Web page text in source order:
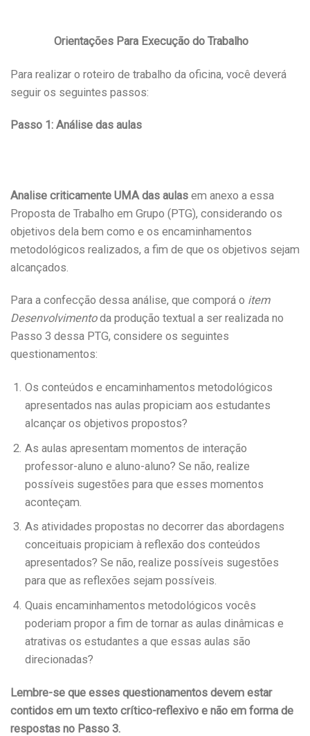
Orientações Para Execução do Trabalho
Para realizar o roteiro de trabalho da oficina, você deverá
seguir os seguintes passos:
Passo 1: Análise das aulas
Analise criticamente UMA das aulas em anexo a essa
Proposta de Trabalho em Grupo (PTG), considerando os
objetivos dela bem como e os encaminhamentos
metodológicos realizados, a fim de que os objetivos sejam
alcançados.
Para a confecção dessa análise, que comporá o item
Desenvolvimentoda produção textual a ser realizada no
Passo 3 dessa PTG, considere os seguintes
questionamentos:
Os conteúdos e encaminhamentos metodológicos
apresentados nas aulas propiciam aos estudantes
alcançar os objetivos propostos?
As aulas apresentam momentos de interação
professor-aluno e aluno-aluno? Se não, realize
possíveis sugestões para que esses momentos
aconteçam.
As atividades propostas no decorrer das abordagens
conceituais propiciam à reflexão dos conteúdos
apresentados? Se não, realize possíveis sugestões
para que as reflexões sejam possíveis.
Quais encaminhamentos metodológicos vocês
poderiam propor a fim de tornar as aulas dinâmicas e
atrativas os estudantes a que essas aulas são
direcionadas?
Lembre-se que esses questionamentos devem estar
contidos em um texto crítico-reflexivo e não em forma de
respostas no Passo 3.